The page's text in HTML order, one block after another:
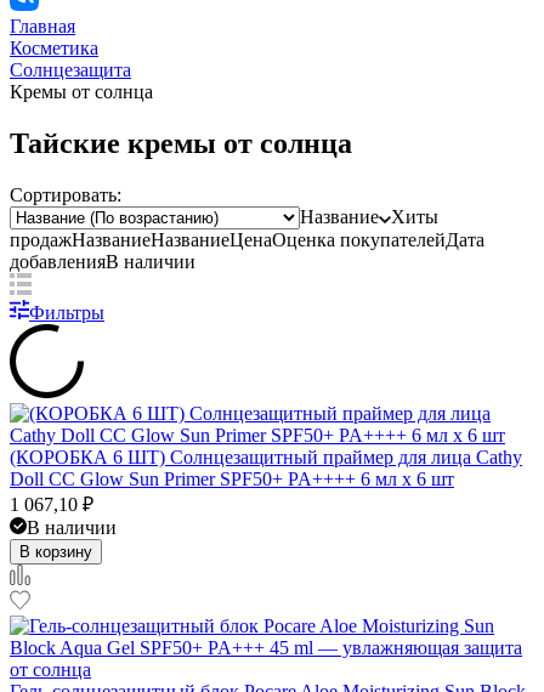
Главная
Косметика
Солнцезащита
Кремы от солнца
Тайские кремы от солнца
Сортировать:
Название
Хиты
продажНазваниеНазваниеЦенаОценка покупателейДата
добавленияВ наличии
Фильтры
(КОРОБКА 6 ШТ) Солнцезащитный праймер для лица Cathy
Doll CC Glow Sun Primer SPF50+ PA++++ 6 мл x 6 шт
1 067,10 ₽
В наличии
В корзину